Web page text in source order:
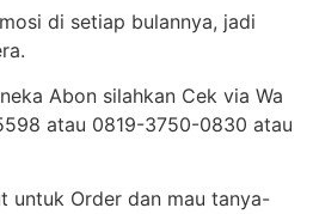
di setiap bulannya, jadi
Abon silahkan Cek via Wa
atau 0819-3750-0830 atau
untuk Order dan mau tanya-